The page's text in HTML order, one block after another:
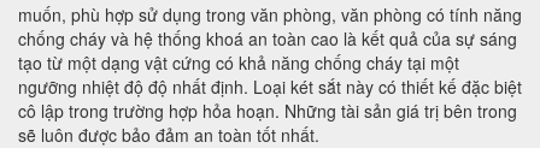
muốn, phù hợp sử dụng trong văn phòng, văn phòng có tính năng
chống cháy và hệ thống khoá an toàn cao là kết quả của sự sáng
tạo từ một dạng vật cứng có khả năng chống cháy tại một
ngưỡng nhiệt độ độ nhất định. Loại két sắt này có thiết kế đặc biệt
cô lập trong trường hợp hỏa hoạn. Những tài sản giá trị bên trong
sẽ luôn được bảo đảm an toàn tốt nhất.